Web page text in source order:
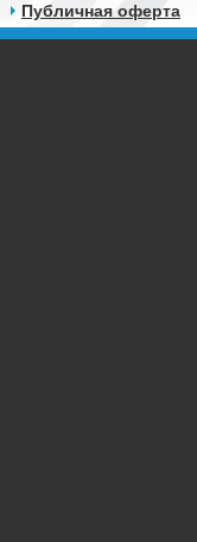
Публичная оферта